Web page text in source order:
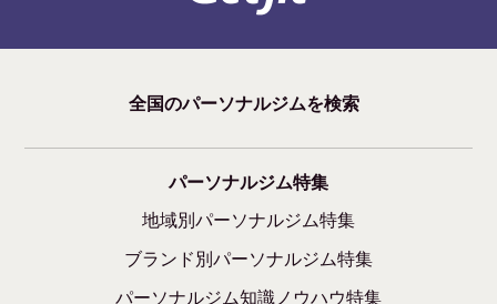
全国のパーソナルジムを検索
パーソナルジム特集
地域別パーソナルジム特集
ブランド別パーソナルジム特集
パーソナルジム知識ノウハウ特集